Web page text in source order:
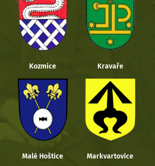
Kozmice Kravaře
Malé Hoštice Markvartovice